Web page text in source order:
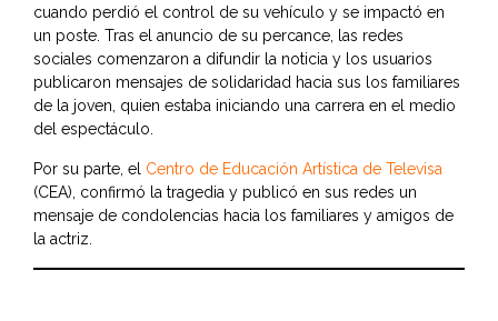
cuando perdió el control de su vehículo y se impactó en
un poste. Tras el anuncio de su percance, las redes
sociales comenzaron a difundir la noticia y los usuarios
publicaron mensajes de solidaridad hacia sus los familiares
de la joven, quien estaba iniciando una carrera en el medio
del espectáculo.
Por su parte, el Centro de Educación Artística de Televisa
(CEA), confirmó la tragedia y publicó en sus redes un
mensaje de condolencias hacia los familiares y amigos de
la actriz.